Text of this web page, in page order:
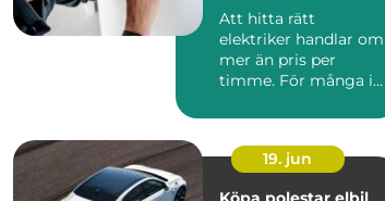
Att hitta rätt
elektriker handlar om
mer än pris per
timme. För många i
förutsät...
19. jun